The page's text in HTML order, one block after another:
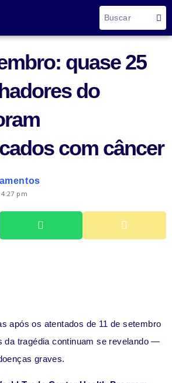
quase 25
do
com câncer
pm
após os atentados de 11 de setembro
da tragédia continuam se revelando —
graves.